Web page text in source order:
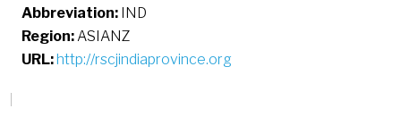
Abbreviation: IND
Region:ASIANZ
URL:http://rscjindiaprovince.org